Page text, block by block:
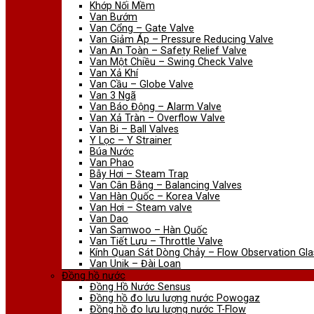
Khớp Nối Mềm
Van Bướm
Van Cổng – Gate Valve
Van Giảm Áp – Pressure Reducing Valve
Van An Toàn – Safety Relief Valve
Van Một Chiều – Swing Check Valve
Van Xả Khí
Van Cầu – Globe Valve
Van 3 Ngã
Van Báo Động – Alarm Valve
Van Xả Tràn – Overflow Valve
Van Bi – Ball Valves
Y Lọc – Y Strainer
Búa Nước
Van Phao
Bẫy Hơi – Steam Trap
Van Cân Bằng – Balancing Valves
Van Hàn Quốc – Korea Valve
Van Hơi – Steam valve
Van Dao
Van Samwoo – Hàn Quốc
Van Tiết Lưu – Throttle Valve
Kính Quan Sát Dòng Chảy – Flow Observation
Van Unik – Đài Loan
Đồng hồ nước
Đồng Hồ Nước Sensus
Đồng hồ đo lưu lượng nước Powogaz
Đồng hồ đo lưu lượng nước T-Flow